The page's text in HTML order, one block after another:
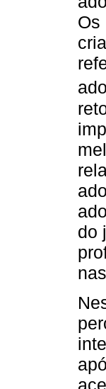
Os
do